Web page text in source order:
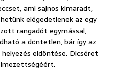
ami sajnos kimaradt,
elégedetlenek az egy
rangadót egymással,
a döntetlen, bár így az
eldöntése. Dicséret